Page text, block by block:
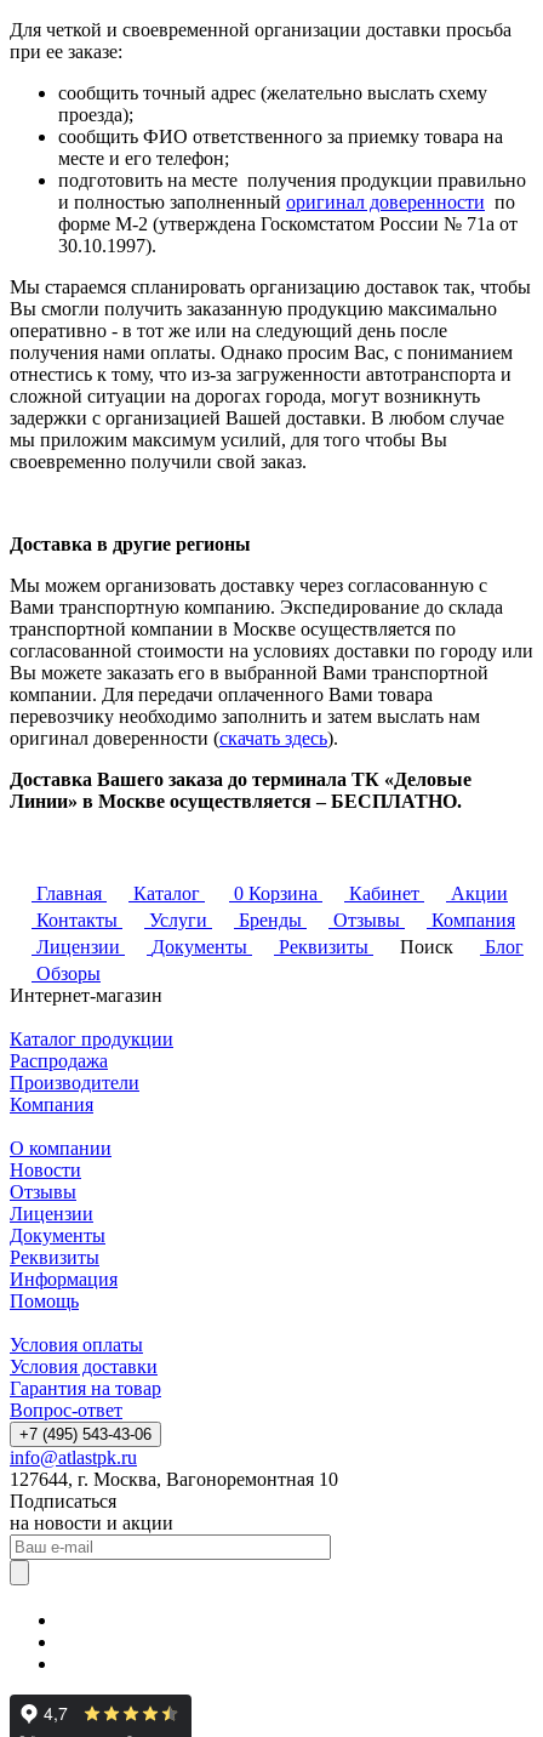
Для четкой и своевременной организации доставки просьба
при ее заказе:
сообщить точный адрес (желательно выслать схему
проезда);
сообщить ФИО ответственного за приемку товара на
месте и его телефон;
подготовить на месте получения продукции правильно
и полностью заполненный оригинал доверенности по
форме М-2 (утверждена Госкомстатом России № 71а от
30.10.1997).
Мы стараемся спланировать организацию доставок так, чтобы
Вы смогли получить заказанную продукцию максимально
оперативно - в тот же или на следующий день после
получения нами оплаты. Однако просим Вас, с пониманием
отнестись к тому, что из-за загруженности автотранспорта и
сложной ситуации на дорогах города, могут возникнуть
задержки с организацией Вашей доставки. В любом случае
мы приложим максимум усилий, для того чтобы Вы
своевременно получили свой заказ.
Доставка в другие регионы
Мы можем организовать доставку через согласованную с
Вами транспортную компанию. Экспедирование до склада
транспортной компании в Москве осуществляется по
согласованной стоимости на условиях доставки по городу или
Вы можете заказать его в выбранной Вами транспортной
компании. Для передачи оплаченного Вами товара
перевозчику необходимо заполнить и затем выслать нам
оригинал доверенности (скачать здесь).
Доставка Вашего заказа до терминала ТК «Деловые
Линии» в Москве осуществляется – БЕСПЛАТНО.
Главная Каталог 0 Корзина Кабинет
Акции
Контакты
Услуги Бренды Отзывы
Компания
Лицензии
Документы Реквизиты Поиск
Блог
Обзоры
Интернет-магазин
Каталог продукции
Распродажа
Производители
Компания
О компании
Новости
Отзывы
Лицензии
Документы
Реквизиты
Информация
Помощь
Условия оплаты
Условия доставки
Гарантия на товар
Вопрос-ответ
+7 (495) 543-43-06
info@atlastpk.ru
127644, г. Москва, Вагоноремонтная 10
Подписаться
на новости и акции